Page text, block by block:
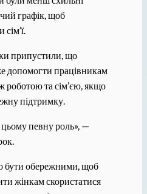
графік, щоб
припустили, що
допомогти працівникам
роботою та сім’єю, якщо
підтримку.
цьому певну роль», —
бути обережними, щоб
жінкам скористатися